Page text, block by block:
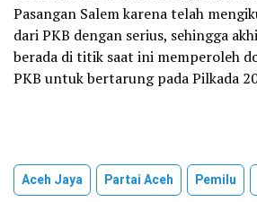
Pasangan Salem karena telah
dari PKB dengan serius, sehingga
berada di titik saat ini memperoleh
PKB untuk bertarung pada Pilkada
Aceh Jaya Partai Aceh Pemilu